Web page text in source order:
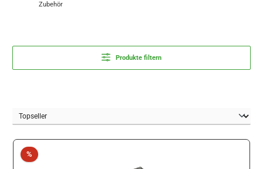
Zubehör
Produkte filtern
%Rabatt